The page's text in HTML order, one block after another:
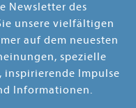
Newsletter des
unsere vielfältigen
auf dem neuesten
spezielle
inspirierende Impulse
Informationen.